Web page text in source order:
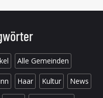
Alle Gemeinden
Haar Kultur News